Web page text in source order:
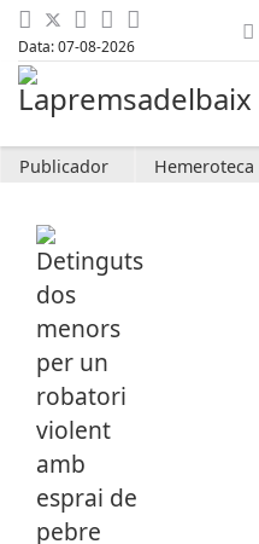
Data: 07-08-2026
Publicador Hemeroteca